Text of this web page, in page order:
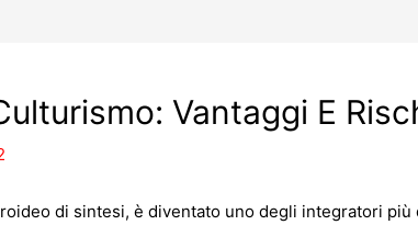
Vantaggi E
di sintesi, è diventato uno degli integratori